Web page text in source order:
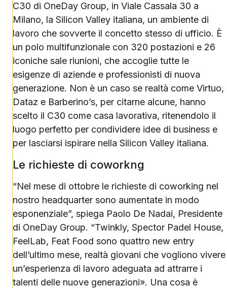
C30 di OneDay Group, in Viale Cassala 30 a
Milano, la Silicon Valley italiana, un ambiente di
lavoro che sovverte il concetto stesso di ufficio. È
un polo multifunzionale con 320 postazioni e 26
iconiche sale riunioni, che accoglie tutte le
esigenze di aziende e professionisti di nuova
generazione. Non è un caso se realtà come Virtuo,
Dataz e Barberino’s, per citarne alcune, hanno
scelto il C30 come casa lavorativa, ritenendolo il
luogo perfetto per condividere idee di business e
per lasciarsi ispirare nella Silicon Valley italiana.
Le richieste di coworkng
“Nel mese di ottobre le richieste di coworking nel
nostro headquarter sono aumentate in modo
esponenziale”, spiega Paolo De Nadai, Presidente
di OneDay Group. “Twinkly, Spector Padel House,
FeelLab, Feat Food sono quattro new entry
dell’ultimo mese, realtà giovani che vogliono vivere
un’esperienza di lavoro adeguata ad attrarre i
talenti delle nuove generazioni». Una cosa è